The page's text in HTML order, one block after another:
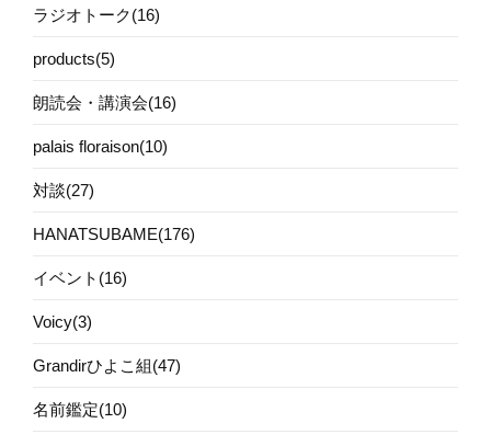
ラジオトーク(16)
products(5)
朗読会・講演会(16)
palais floraison(10)
対談(27)
HANATSUBAME(176)
イベント(16)
Voicy(3)
Grandirひよこ組(47)
名前鑑定(10)